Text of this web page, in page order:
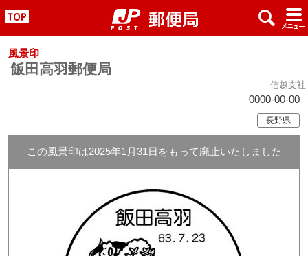
" x #
風景印
飯田高羽郵便局
信越支社
0000-00-00
長野県
この風景印は2025年1月31日をもって廃止いたしました